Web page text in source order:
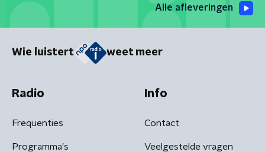
Alle afleveringen
Wie luistert weet meer
Radio
Frequenties
Programma's
Info
Contact
Veelgestelde vragen